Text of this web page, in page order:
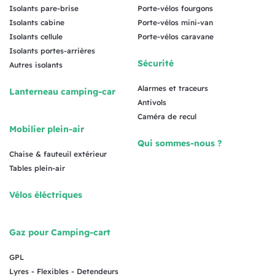
Isolants pare-brise
Isolants cabine
Isolants cellule
Isolants portes-arrières
Autres isolants
Lanterneau camping-car
Mobilier plein-air
Chaise & fauteuil extérieur
Tables plein-air
Vélos éléctriques
Gaz pour Camping-cart
GPL
Lyres - Flexibles - Detendeurs
Porte-vélos fourgons
Porte-vélos mini-van
Porte-vélos caravane
Sécurité
Alarmes et traceurs
Antivols
Caméra de recul
Qui sommes-nous ?